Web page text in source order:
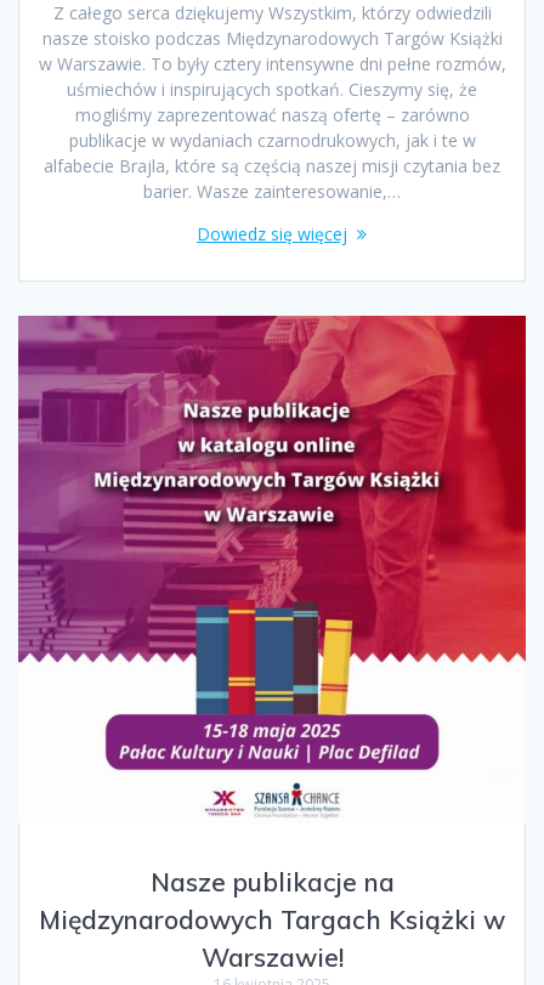
Z całego serca dziękujemy Wszystkim, którzy odwiedzili
nasze stoisko podczas Międzynarodowych Targów Książki
w Warszawie. To były cztery intensywne dni pełne rozmów,
uśmiechów i inspirujących spotkań. Cieszymy się, że
mogliśmy zaprezentować naszą ofertę – zarówno
publikacje w wydaniach czarnodrukowych, jak i te w
alfabecie Brajla, które są częścią naszej misji czytania bez
barier. Wasze zainteresowanie,…
Dowiedz się więcej
Nasze publikacje na
Międzynarodowych Targach Książki w
Warszawie!